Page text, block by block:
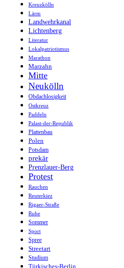
Kreuzkölln
Lärm
Landwehrkanal
Lichtenberg
Literatur
Lokalpatriotismus
Marathon
Marzahn
Mitte
Neukölln
Obdachlosigkeit
Ostkreuz
Paddeln
Palast-der-Republik
Plattenbau
Polen
Potsdam
prekär
Prenzlauer-Berg
Protest
Rauchen
Reuterkiez
Rigaer-Straße
Ruhe
Sommer
Sport
Spree
Streetart
Studium
Türkisches-Berlin